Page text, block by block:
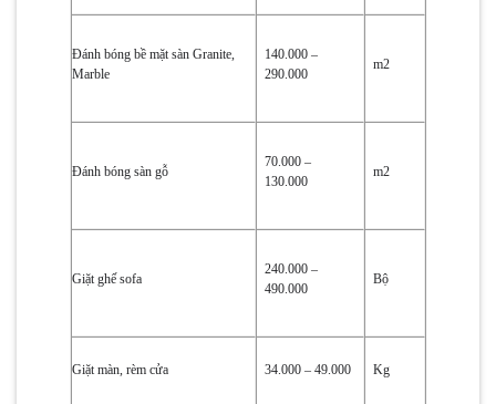
Đánh bóng bề mặt sàn Granite,
Marble
140.000 –
290.000
m2
Đánh bóng sàn gỗ
70.000 –
130.000
m2
Giặt ghế sofa
240.000 –
490.000
Bộ
Giặt màn, rèm cửa 34.000 – 49.000 Kg